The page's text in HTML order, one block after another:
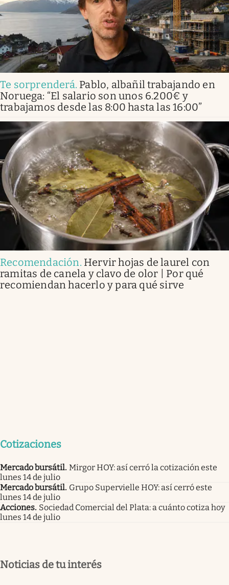
Te sorprenderá. Pablo, albañil trabajando en
Noruega: “El salario son unos 6.200€ y
trabajamos desde las 8:00 hasta las 16:00”
Recomendación. Hervir hojas de laurel con
ramitas de canela y clavo de olor | Por qué
recomiendan hacerlo y para qué sirve
Cotizaciones
Mercado bursátil. Mirgor HOY: así cerró la cotización este
lunes 14 de julio
Mercado bursátil. Grupo Supervielle HOY: así cerró este
lunes 14 de julio
Acciones. Sociedad Comercial del Plata: a cuánto cotiza hoy
lunes 14 de julio
Noticias de tu interés